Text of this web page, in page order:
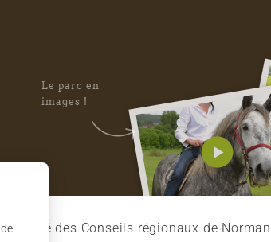
Le parc en
images !
des Conseils régionaux de